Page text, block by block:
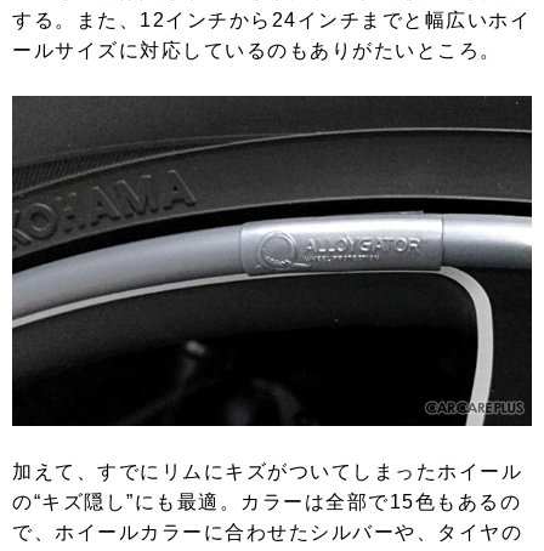
する。また、12インチから24インチまでと幅広いホイ
ールサイズに対応しているのもありがたいところ。
加えて、すでにリムにキズがついてしまったホイール
の“キズ隠し”にも最適。カラーは全部で15色もあるの
で、ホイールカラーに合わせたシルバーや、タイヤの